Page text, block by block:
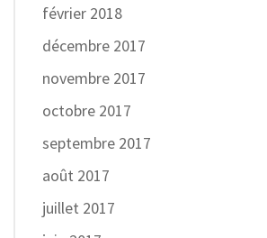
février 2018
décembre 2017
novembre 2017
octobre 2017
septembre 2017
août 2017
juillet 2017